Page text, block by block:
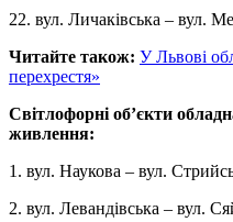
22. вул. Личаківська – вул.
Читайте також: У Львові
перехрестя»
Світлофорні об’єкти
живлення:
1. вул. Наукова – вул.
2. вул. Левандівська – вул.